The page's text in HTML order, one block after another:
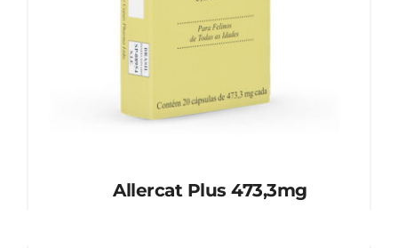
Allercat Plus 473,3mg